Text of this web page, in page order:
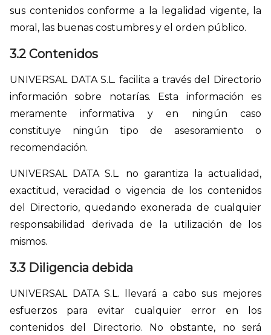
sus contenidos conforme a la legalidad vigente, la
moral, las buenas costumbres y el orden público.
3.2 Contenidos
UNIVERSAL DATA S.L. facilita a través del Directorio
información sobre notarías. Esta información es
meramente informativa y en ningún caso
constituye ningún tipo de asesoramiento o
recomendación.
UNIVERSAL DATA S.L. no garantiza la actualidad,
exactitud, veracidad o vigencia de los contenidos
del Directorio, quedando exonerada de cualquier
responsabilidad derivada de la utilización de los
mismos.
3.3 Diligencia debida
UNIVERSAL DATA S.L. llevará a cabo sus mejores
esfuerzos para evitar cualquier error en los
contenidos del Directorio. No obstante, no será